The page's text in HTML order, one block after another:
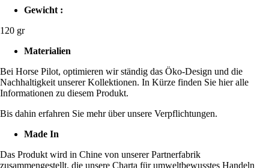
Gewicht :
120 gr
Materialien
Bei Horse Pilot, optimieren wir ständig das Öko-Design und die
Nachhaltigkeit unserer Kollektionen. In Kürze finden Sie hier alle
Informationen zu diesem Produkt.
Bis dahin erfahren Sie mehr über unsere Verpflichtungen.
Made In
Das Produkt wird in Chine von unserer Partnerfabrik
zusammengestellt, die unsere Charta für umweltbewusstes Handeln